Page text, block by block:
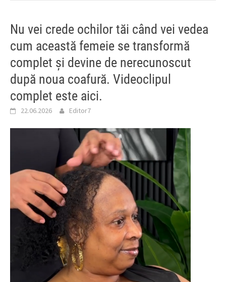
Nu vei crede ochilor tăi când vei vedea
cum această femeie se transformă
complet și devine de nerecunoscut
după noua coafură. Videoclipul
complet este aici.
22.06.2026 Editor7